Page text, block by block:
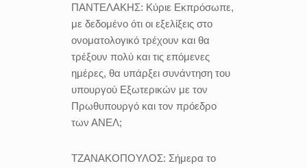
ΠΑΝΤΕΛΑΚΗΣ: Κύριε Εκπρόσωπε,
με δεδομένο ότι οι εξελίξεις στο
ονοματολογικό τρέχουν και θα
τρέξουν πολύ και τις επόμενες
ημέρες, θα υπάρξει συνάντηση του
υπουργού Εξωτερικών με τον
Πρωθυπουργό και τον πρόεδρο
των ΑΝΕΛ;
ΤΖΑΝΑΚΟΠΟΥΛΟΣ: Σήμερα το